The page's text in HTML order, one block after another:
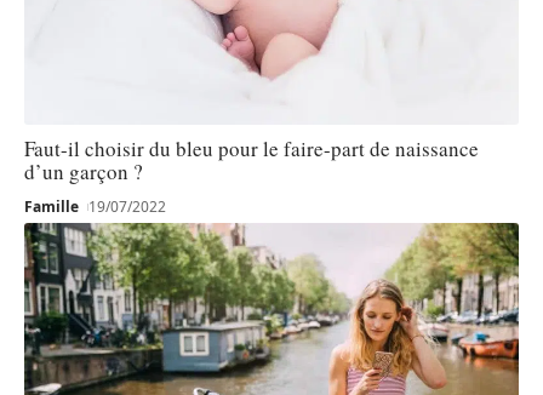
Faut-il choisir du bleu pour le faire-part de naissance
d’un garçon ?
Famille 19/07/2022